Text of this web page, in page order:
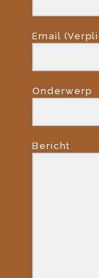
Email
Onderwerp
Bericht